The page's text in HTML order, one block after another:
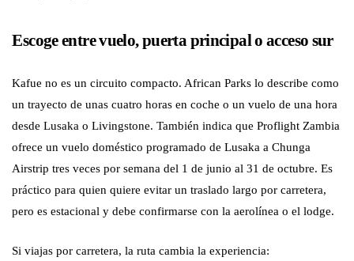
Escoge entre vuelo, puerta principal o acceso sur
Kafue no es un circuito compacto. African Parks lo describe como
un trayecto de unas cuatro horas en coche o un vuelo de una hora
desde Lusaka o Livingstone. También indica que Proflight Zambia
ofrece un vuelo doméstico programado de Lusaka a Chunga
Airstrip tres veces por semana del 1 de junio al 31 de octubre. Es
práctico para quien quiere evitar un traslado largo por carretera,
pero es estacional y debe confirmarse con la aerolínea o el lodge.
Si viajas por carretera, la ruta cambia la experiencia: